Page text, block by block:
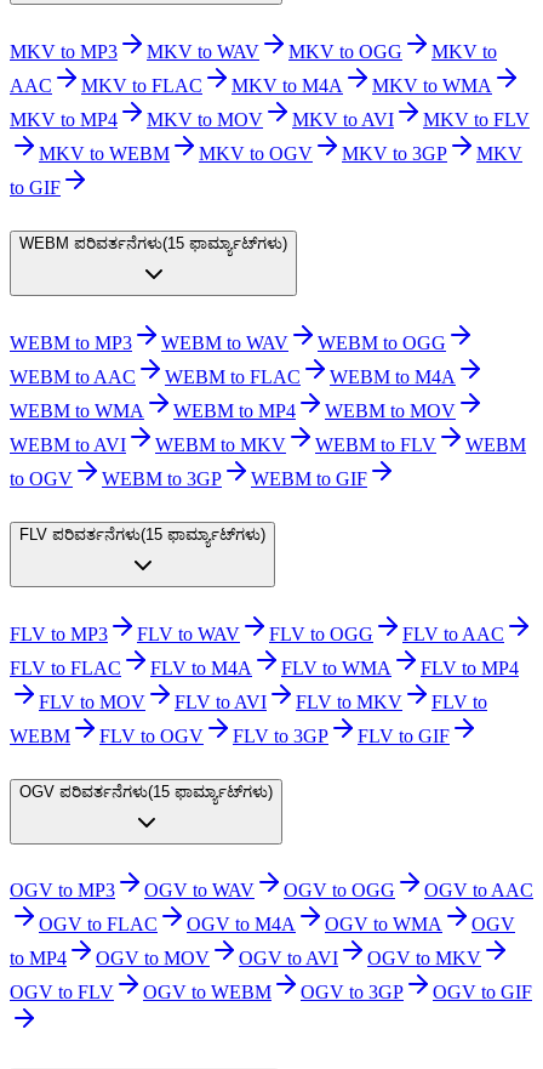
MKV to MP3 MKV to WAV MKV to OGG
MKV to
AAC
MKV to FLAC MKV to M4A
MKV to WMA
MKV to MP4
MKV to MOV MKV to AVI
MKV to FLV
MKV to WEBM
MKV to OGV MKV to 3GP
MKV
to GIF
WEBM ಪರಿವರ್ತನೆಗಳು(15 ಫಾರ್ಮ್ಯಾಟ್‌ಗಳು)
WEBM to MP3 WEBM to WAV
WEBM to OGG
WEBM to AAC
WEBM to FLAC
WEBM to M4A
WEBM to WMA
WEBM to MP4
WEBM to MOV
WEBM to AVI
WEBM to MKV WEBM to FLV
WEBM
to OGV
WEBM to 3GP WEBM to GIF
FLV ಪರಿವರ್ತನೆಗಳು(15 ಫಾರ್ಮ್ಯಾಟ್‌ಗಳು)
FLV to MP3 FLV to WAV FLV to OGG
FLV to AAC
FLV to FLAC
FLV to M4A FLV to WMA
FLV to MP4
FLV to MOV
FLV to AVI FLV to MKV
FLV to
WEBM
FLV to OGV FLV to 3GP FLV to GIF
OGV ಪರಿವರ್ತನೆಗಳು(15 ಫಾರ್ಮ್ಯಾಟ್‌ಗಳು)
OGV to MP3 OGV to WAV OGV to OGG
OGV to AAC
OGV to FLAC
OGV to M4A OGV to WMA
OGV
to MP4
OGV to MOV OGV to AVI
OGV to MKV
OGV to FLV
OGV to WEBM OGV to 3GP OGV to GIF